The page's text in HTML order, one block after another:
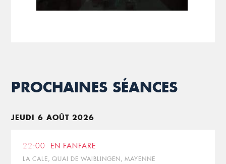
PROCHAINES SÉANCES
JEUDI 6 AOÛT 2026
22:00 EN FANFARE
LA CALE, QUAI DE WAIBLINGEN, MAYENNE